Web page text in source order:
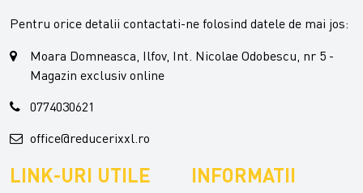
Pentru orice detalii contactati-ne folosind datele de mai jos:
Moara Domneasca, Ilfov, Int. Nicolae Odobescu, nr 5 -
Magazin exclusiv online
0774030621
office@reducerixxl.ro
LINK-URI UTILE INFORMATII